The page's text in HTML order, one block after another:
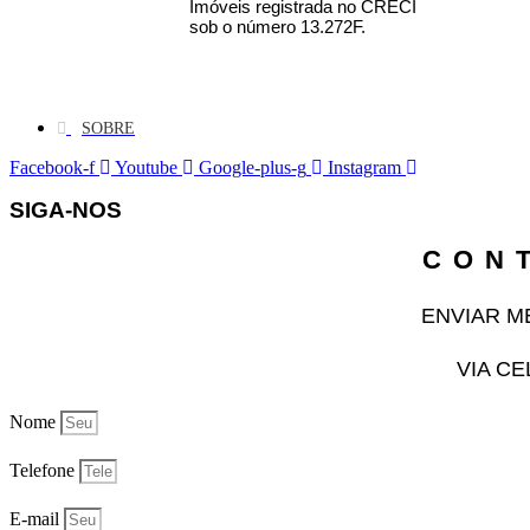
Imóveis registrada no CRECI
sob o número 13.272F.
SOBRE
Facebook-f Youtube Google-plus-g Instagram
SIGA-NOS
ENVIAR
VIA
Nome
Telefone
E-mail